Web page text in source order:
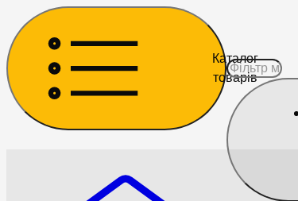
Каталог
товарів